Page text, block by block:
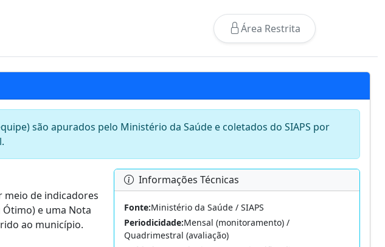
Área Restrita
são apurados pelo Ministério da Saúde e coletados do SIAPS por
meio de indicadores
e uma Nota
ao município.
Informações Técnicas
Fonte:Ministério da Saúde / SIAPS
Periodicidade:Mensal (monitoramento) /
Quadrimestral (avaliação)